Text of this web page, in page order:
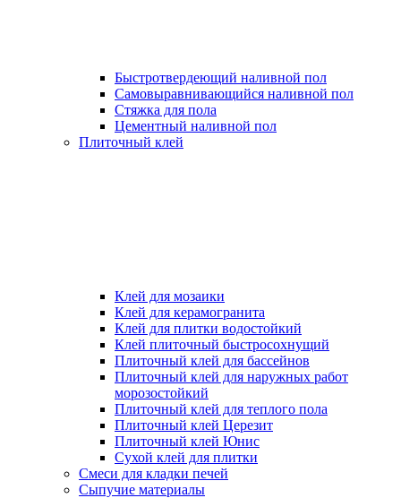
Быстротвердеющий наливной пол
Самовыравнивающийся наливной пол
Стяжка для пола
Цементный наливной пол
Плиточный клей
Клей для мозаики
Клей для керамогранита
Клей для плитки водостойкий
Клей плиточный быстросохнущий
Плиточный клей для бассейнов
Плиточный клей для наружных работ
морозостойкий
Плиточный клей для теплого пола
Плиточный клей Церезит
Плиточный клей Юнис
Сухой клей для плитки
Смеси для кладки печей
Сыпучие материалы